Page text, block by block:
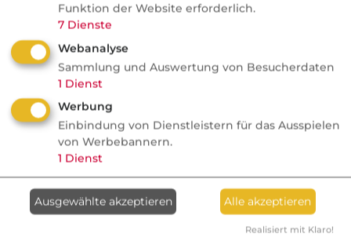
nennt milliardenschwere
Fehlentscheidungen und kritisiert
gängige Investorenlogiken.
Na sowas!
Abzocke mit
Serviceleistungen:
Funktion der Website erforderlich.
7 Dienste
Webanalyse
Sammlung und Auswertung von Besucherdaten
1 Dienst
Werbung
Einbindung von Dienstleistern für das Ausspielen
von Werbebannern.
1 Dienst
Ausgewählte akzeptieren Alle akzeptieren
Realisiert mit Klaro!